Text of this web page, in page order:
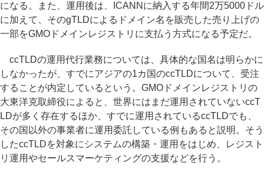
になる。また、運用後は、ICANNに納入する年間2万5000ドル
に加えて、そのgTLDによるドメイン名を販売した売り上げの
一部をGMOドメインレジストリに支払う方式になる予定だ。
ccTLDの運用代行業務については、具体的な国名は明らかに
しなかったが、すでにアジアの1カ国のccTLDについて、受注
することが内定しているという。GMOドメインレジストリの
大東洋克取締役によると、世界にはまだ運用されていないccT
LDが多く存在するほか、すでに運用されているccTLDでも、
その国以外の事業者に運用委託している例もあると説明。そう
したccTLDを対象にシステムの構築・運用をはじめ、レジスト
リ運用やセールスマーケティングの支援などを行う。